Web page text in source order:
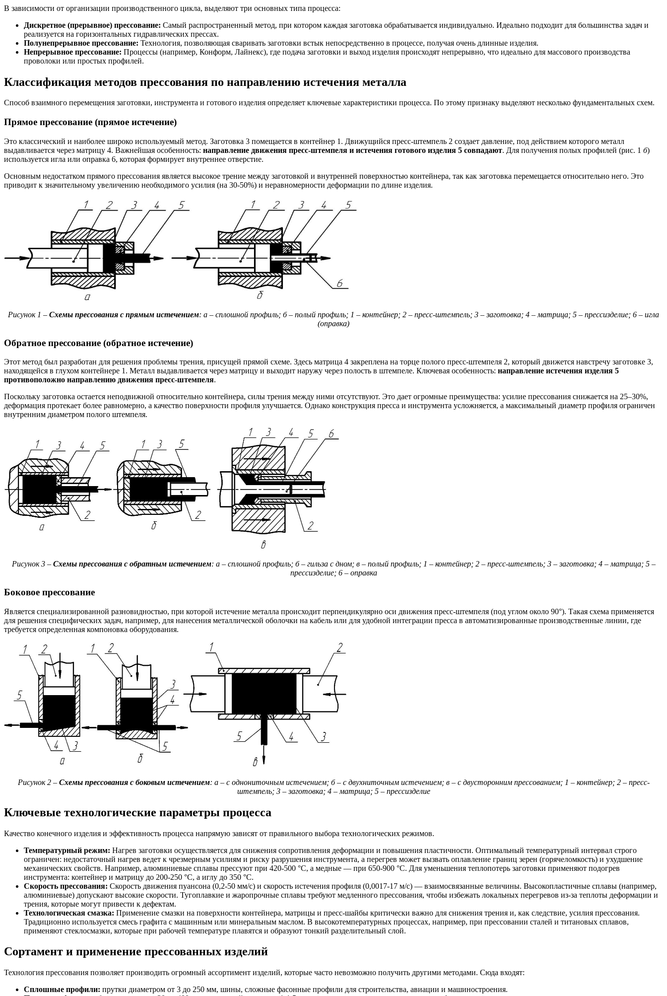
В зависимости от организации производственного цикла, выделяют три основных типа процесса:
Дискретное (прерывное) прессование: Самый распространенный метод, при котором каждая заготовка обрабатывается индивидуально. Идеально подходит для большинства задач и
реализуется на горизонтальных гидравлических прессах.
Полунепрерывное прессование: Технология, позволяющая сваривать заготовки встык непосредственно в процессе, получая очень длинные изделия.
Непрерывное прессование: Процессы (например, Конформ, Лайнекс), где подача заготовки и выход изделия происходят непрерывно, что идеально для массового производства
проволоки или простых профилей.
Классификация методов прессования по направлению истечения металла
Способ взаимного перемещения заготовки, инструмента и готового изделия определяет ключевые характеристики процесса. По этому признаку выделяют несколько фундаментальных схем.
Прямое прессование (прямое истечение)
Это классический и наиболее широко используемый метод. Заготовка 3 помещается в контейнер 1. Движущийся пресс-штемпель 2 создает давление, под действием которого металл
выдавливается через матрицу 4. Важнейшая особенность: направление движения пресс-штемпеля и истечения готового изделия 5 совпадают. Для получения полых профилей (рис. 1 б)
используется игла или оправка 6, которая формирует внутреннее отверстие.
Основным недостатком прямого прессования является высокое трение между заготовкой и внутренней поверхностью контейнера, так как заготовка перемещается относительно него. Это
приводит к значительному увеличению необходимого усилия (на 30-50%) и неравномерности деформации по длине изделия.
Рисунок 1 – Схемы прессования с прямым истечением: а – сплошной профиль; б – полый профиль; 1 – контейнер; 2 – пресс-штемпель; 3 – заготовка; 4 – матрица; 5 – прессизделие; 6 – игла
(оправка)
Обратное прессование (обратное истечение)
Этот метод был разработан для решения проблемы трения, присущей прямой схеме. Здесь матрица 4 закреплена на торце полого пресс-штемпеля 2, который движется навстречу заготовке 3,
находящейся в глухом контейнере 1. Металл выдавливается через матрицу и выходит наружу через полость в штемпеле. Ключевая особенность: направление истечения изделия 5
противоположно направлению движения пресс-штемпеля.
Поскольку заготовка остается неподвижной относительно контейнера, силы трения между ними отсутствуют. Это дает огромные преимущества: усилие прессования снижается на 25–30%,
деформация протекает более равномерно, а качество поверхности профиля улучшается. Однако конструкция пресса и инструмента усложняется, а максимальный диаметр профиля ограничен
внутренним диаметром полого штемпеля.
Рисунок 3 – Схемы прессования с обратным истечением: а – сплошной профиль; б – гильза с дном; в – полый профиль; 1 – контейнер; 2 – пресс-штемпель; 3 – заготовка; 4 – матрица; 5 –
прессизделие; 6 – оправка
Боковое прессование
Является специализированной разновидностью, при которой истечение металла происходит перпендикулярно оси движения пресс-штемпеля (под углом около 90°). Такая схема применяется
для решения специфических задач, например, для нанесения металлической оболочки на кабель или для удобной интеграции пресса в автоматизированные производственные линии, где
требуется определенная компоновка оборудования.
Рисунок 2 – Схемы прессования с боковым истечением: а – с однониточным истечением; б – с двухниточным истечением; в – с двусторонним прессованием; 1 – контейнер; 2 – пресс-
штемпель; 3 – заготовка; 4 – матрица; 5 – прессизделие
Ключевые технологические параметры процесса
Качество конечного изделия и эффективность процесса напрямую зависят от правильного выбора технологических режимов.
Температурный режим: Нагрев заготовки осуществляется для снижения сопротивления деформации и повышения пластичности. Оптимальный температурный интервал строго
ограничен: недостаточный нагрев ведет к чрезмерным усилиям и риску разрушения инструмента, а перегрев может вызвать оплавление границ зерен (горячеломкость) и ухудшение
механических свойств. Например, алюминиевые сплавы прессуют при 420-500 °C, а медные — при 650-900 °C. Для уменьшения теплопотерь заготовки применяют подогрев
инструмента: контейнер и матрицу до 200-250 °С, а иглу до 350 °С.
Скорость прессования: Скорость движения пуансона (0,2-50 мм/с) и скорость истечения профиля (0,0017-17 м/с) — взаимосвязанные величины. Высокопластичные сплавы (например,
алюминиевые) допускают высокие скорости. Тугоплавкие и жаропрочные сплавы требуют медленного прессования, чтобы избежать локальных перегревов из-за теплоты деформации и
трения, которые могут привести к дефектам.
Технологическая смазка: Применение смазки на поверхности контейнера, матрицы и пресс-шайбы критически важно для снижения трения и, как следствие, усилия прессования.
Традиционно используется смесь графита с машинным или минеральным маслом. В высокотемпературных процессах, например, при прессовании сталей и титановых сплавов,
применяют стеклосмазки, которые при рабочей температуре плавятся и образуют тонкий разделительный слой.
Сортамент и применение прессованных изделий
Технология прессования позволяет производить огромный ассортимент изделий, которые часто невозможно получить другими методами. Сюда входят:
Сплошные профили: прутки диаметром от 3 до 250 мм, шины, сложные фасонные профили для строительства, авиации и машиностроения.